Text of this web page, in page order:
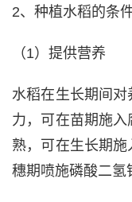
2、种植水稻的条
（1）提供营养
水稻在生长期间
力，可在苗期施
熟，可在生长期
穗期喷施磷酸二氢